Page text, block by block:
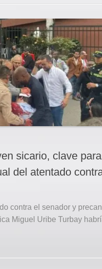
sicario, clave para
del atentado
contra el senador y
Miguel Uribe Turbay